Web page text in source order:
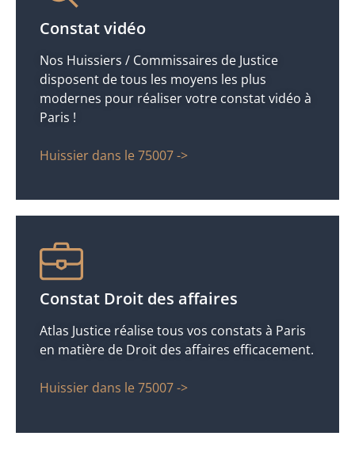
Constat vidéo
Nos Huissiers / Commissaires de Justice
disposent de tous les moyens les plus
modernes pour réaliser votre constat vidéo à
Paris !
Huissier dans le 75007 ->
Constat Droit des affaires
Atlas Justice réalise tous vos constats à Paris
en matière de Droit des affaires efficacement.
Huissier dans le 75007 ->